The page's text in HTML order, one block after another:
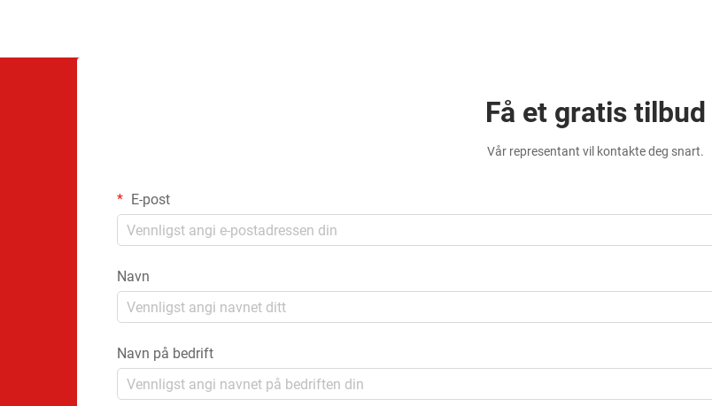
Få et gratis tilbud
Vår representant vil kontakte deg snart.
E-post
Navn
Navn på bedrift